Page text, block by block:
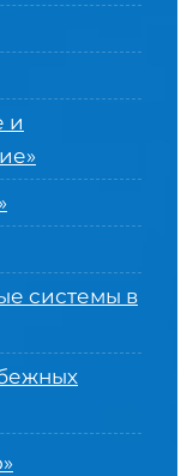
и
системы в